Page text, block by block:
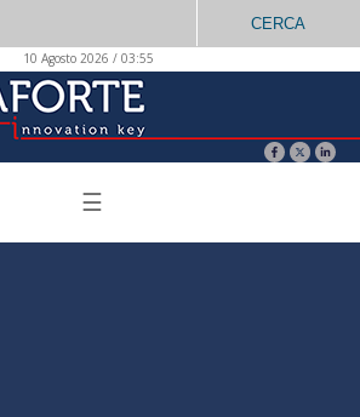
CERCA
10 Agosto 2026 / 03:55
☰